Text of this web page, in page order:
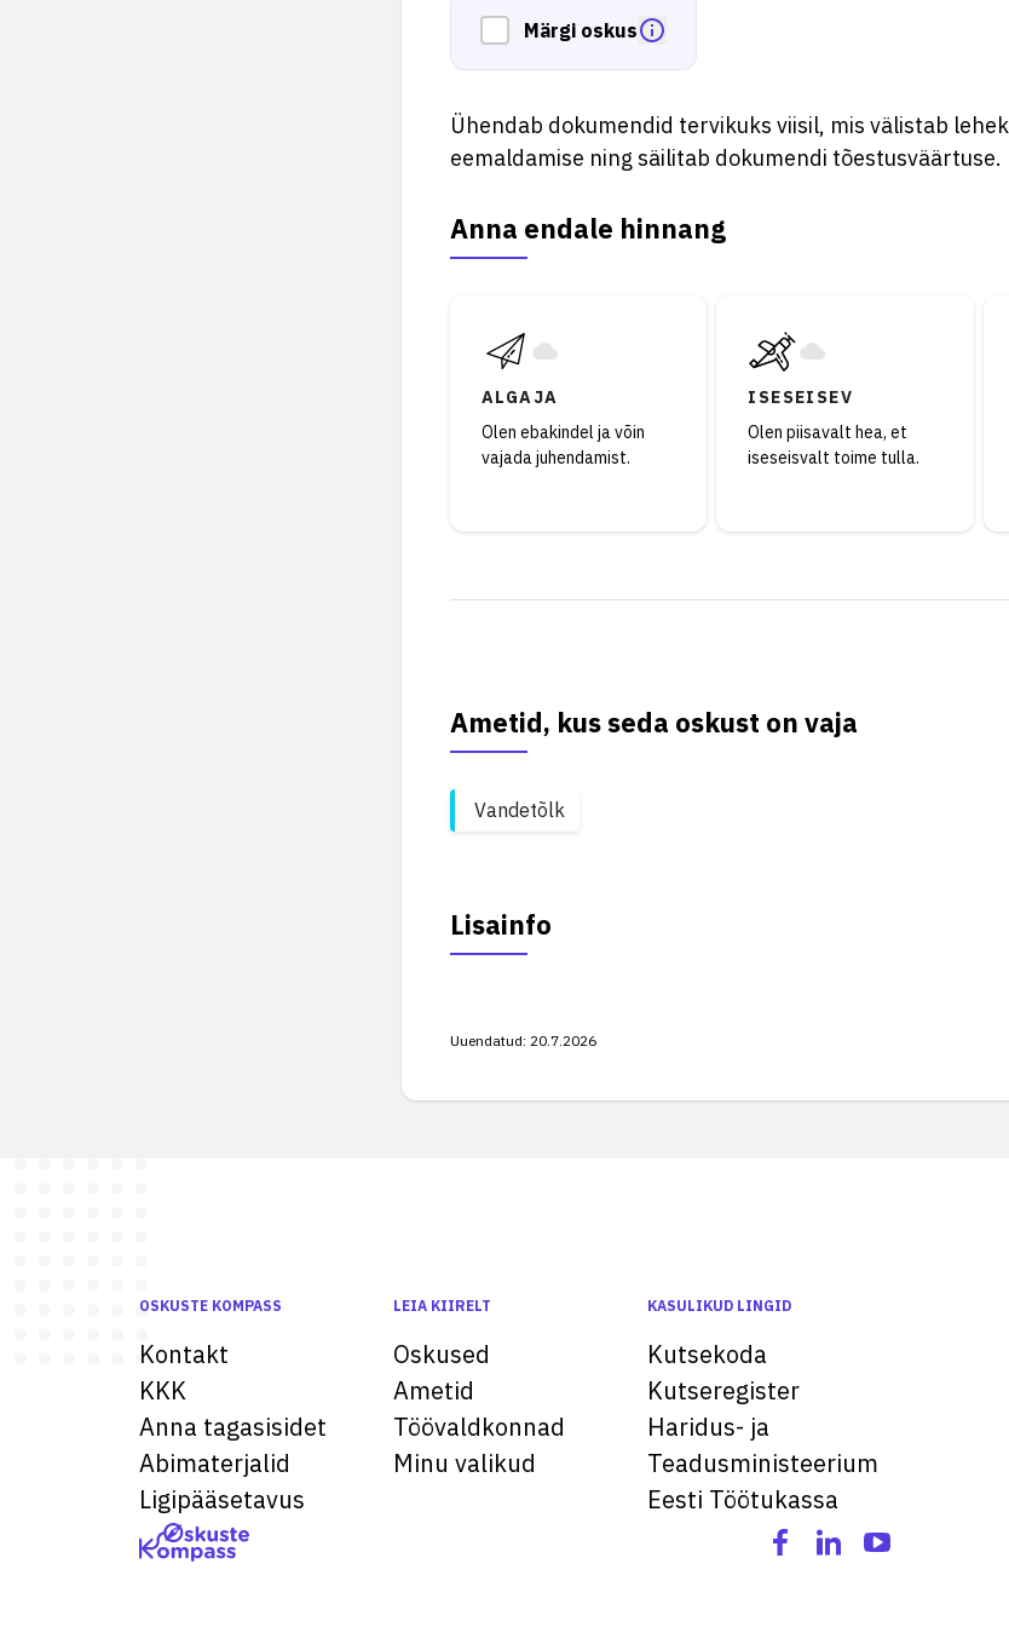
Märgi oskus
Ühendab dokumendid tervikuks viisil, mis välistab
eemaldamise ning säilitab dokumendi tõestusväärtuse.
Anna endale hinnang
ALGAJA
Olen ebakindel ja võin
vajada juhendamist.
ISESEISEV
Olen piisavalt hea, et
iseseisvalt toime tulla.
Ametid, kus seda oskust on vaja
Vandetõlk
Lisainfo
Uuendatud: 20.7.2026
OSKUSTE KOMPASS
Kontakt
KKK
Anna tagasisidet
Abimaterjalid
Ligipääsetavus
LEIA KIIRELT
Oskused
Ametid
Töövaldkonnad
Minu valikud
KASULIKUD LINGID
Kutsekoda
Kutseregister
Haridus- ja
Teadusministeerium
Eesti Töötukassa